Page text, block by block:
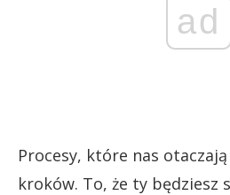
ad
Procesy, które nas
kroków. To, że ty będziesz